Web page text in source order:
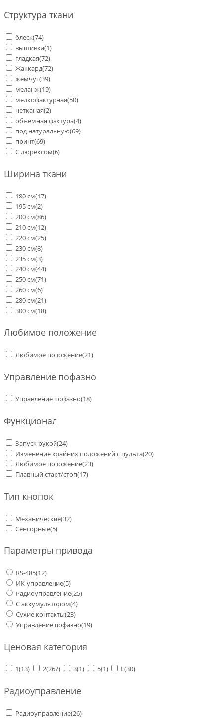
Структура ткани
блеск(74)
вышивка(1)
гладкая(72)
Жаккард(72)
жемчуг(39)
меланж(19)
мелкофактурная(50)
нетканая(2)
объемная фактура(4)
под натуральную(69)
принт(69)
С люрексом(6)
Ширина ткани
180 см(17)
195 см(2)
200 см(86)
210 см(12)
220 см(25)
230 см(8)
235 см(3)
240 см(44)
250 см(71)
260 см(6)
280 см(21)
300 см(18)
Любимое положение
Любимое положение(21)
Управление пофазно
Управление пофазно(18)
Функционал
Запуск рукой(24)
Изменение крайних положений с пульта(20)
Любимое положение(23)
Плавный старт/стоп(17)
Тип кнопок
Механические(32)
Сенсорные(5)
Параметры привода
RS-485(12)
ИК-управление(5)
Радиоуправление(25)
С аккумулятором(4)
Сухие контакты(23)
Управление пофазно(19)
Ценовая категория
1(13) 2(267) 3(1) 5(1) E(30)
Радиоуправление
Радиоуправление(26)